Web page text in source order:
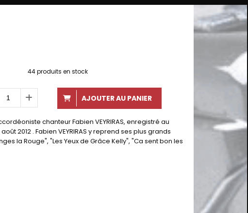
44produits en stock
AJOUTER AU PANIER
chanteur Fabien VEYRIRAS, enregistré au
2012 . Fabien VEYRIRAS y reprend ses plus grands
la Rouge", "Les Yeux de Grâce Kelly", "Ca sent bon les